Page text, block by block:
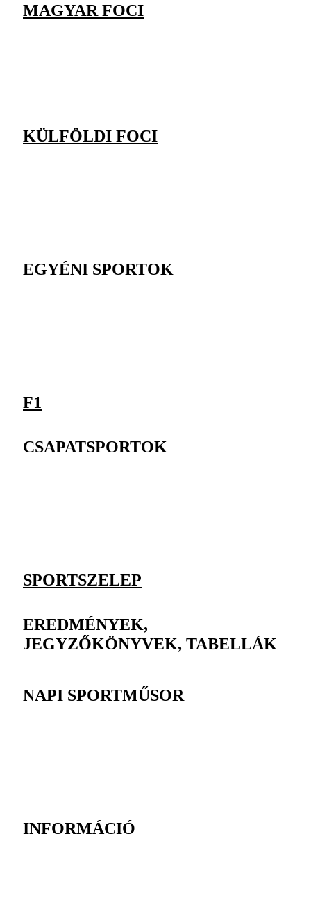
MAGYAR FOCI
KÜLFÖLDI FOCI
EGYÉNI SPORTOK
F1
CSAPATSPORTOK
SPORTSZELEP
EREDMÉNYEK,
JEGYZŐKÖNYVEK, TABELLÁK
NAPI SPORTMŰSOR
INFORMÁCIÓ